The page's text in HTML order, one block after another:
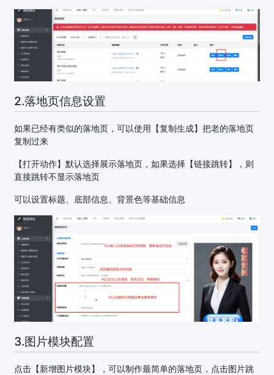
2.落地页信息设置
如果已经有类似的落地页，可以使用【复制生成】把老的落地页
复制过来
【打开动作】默认选择展示落地页，如果选择【链接跳转】，则
直接跳转不显示落地页
可以设置标题、底部信息、背景色等基础信息
3.图片模块配置
点击【新增图片模块】，可以制作最简单的落地页，点击图片跳